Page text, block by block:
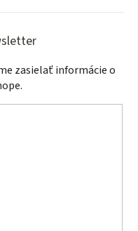
zasielať informácie o